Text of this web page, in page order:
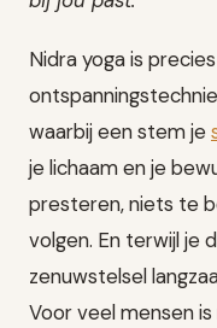
Nidra yoga is
waarbij een stem je
je lichaam en je
presteren, niets te
volgen. En terwijl je
zenuwstelsel
Voor veel mensen